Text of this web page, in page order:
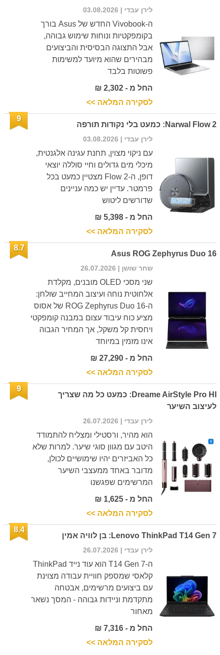
לירן עבדי | 03.08.2026
ה-Vivobook החדש של Asus בורך
בקומפקטיות ונוחות שימוש גבוהה,
אבל התצוגה הבסיסית והביצועים
מבהירים שהוא מיועד למשימות
פשוטות בלבד
החל מ - 2,302 ₪
לסקירה המלאה >>
Narwal Flow 2: כמעט בלי נקודות תורפה
9
לירן עבדי | 03.08.2026
עם ניקוי מצוין, תחנת עגינה אלגנטית,
מיכלי מים גדולים וחיי סוללה יוצאי
דופן, ה-Flow 2 מצטיין כמעט בכל
פרמטר. עדיין יש כמה עניינים
שדורשים ליטוש
החל מ - 5,398 ₪
לסקירה המלאה >>
Asus ROG Zephyrus Duo 16
8.7
שחר שושן | 26.07.2026
שני מסכי OLED מובנים, מקלדת
אלחוטית נוחה ועיצוב המחייב שולחן:
ה-ROG Zephyrus Duo 16 של אסוס
מציע כוח עיבוד עצום במבנה קומפקטי
ויחסית קל משקל, אך המחיר הגבוה
אינו מזמין במיוחד
החל מ - 27,290 ₪
לסקירה המלאה >>
Dreame AirStyle Pro HI: כמעט כל מה שצריך
לעיצוב השיער
9
לירן עבדי | 26.07.2026
הוא מהיר, ורסטילי ומצליח להתמודד
היטב עם מגוון סוגי שיער. למרות שלא
כל האביזרים יהיו שימושיים לכולן,
מדובר באחד ממעצבי השיער
המרשימים שפגשנו
החל מ - 1,625 ₪
לסקירה המלאה >>
Lenovo ThinkPad T14 Gen 7: בן לוויה אמין
8.4
לירן עבדי | 26.07.2026
ה-T14 Gen 7 הוא עוד נייד ThinkPad
קלאסי שמספק חוויית עבודה מצוינת
עם ביצועים מרשימים, אבטחה
מתקדמת וניידות גבוהה - המסך נשאר
מאחור
החל מ - 7,316 ₪
לסקירה המלאה >>